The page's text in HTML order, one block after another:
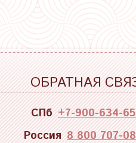
ОБРАТНАЯ
СПб +7-900-634-
Россия 8 800 707-